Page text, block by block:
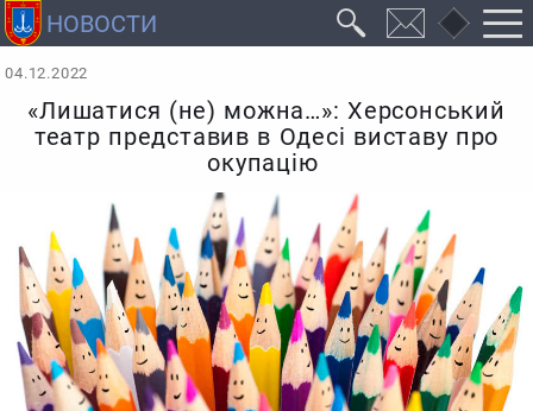
04.12.2022
«Лишатися (не) можна…»: Херсонський
театр представив в Одесі виставу про
окупацію